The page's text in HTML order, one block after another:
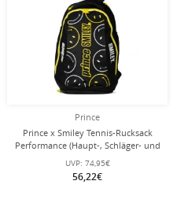
Prince
Prince x Smiley Tennis-Rucksack
Performance (Haupt-, Schläger- und
UVP: 74,95€
56,22€